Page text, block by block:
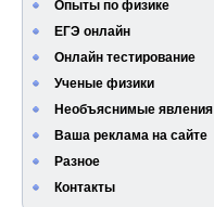
Опыты по физике
ЕГЭ онлайн
Онлайн тестирование
Ученые физики
Необъяснимые явления
Ваша реклама на сайте
Разное
Контакты